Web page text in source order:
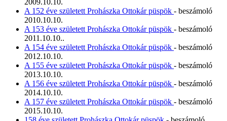
A 152 éve született Prohászka Ottokár püspök - beszámoló
2010.10.10.
A 153 éve született Prohászka Ottokár püspök - beszámoló
2011.10.10..
A 154 éve született Prohászka Ottokár püspök - beszámoló
2012.10.10.
A 155 éve született Prohászka Ottokár püspök - beszámoló
2013.10.10.
A 156 éve született Prohászka Ottokár püspök - beszámoló
2014.10.10.
A 157 éve született Prohászka Ottokár püspök - beszámoló
2015.10.10.